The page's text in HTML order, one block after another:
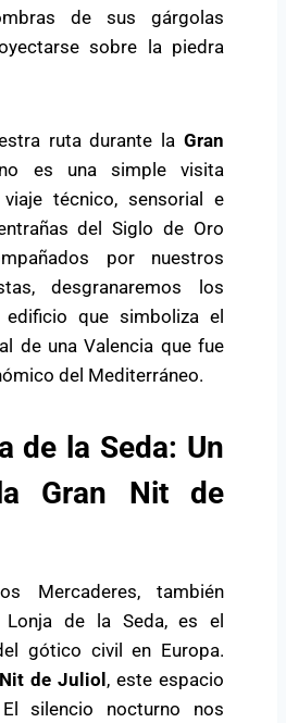
de sus gárgolas
sobre la piedra
ruta durante la Gran
es una simple visita
técnico, sensorial e
del Siglo de Oro
por nuestros
desgranaremos los
que simboliza el
de una Valencia que fue
del Mediterráneo.
de la Seda: Un
Gran Nit de
Mercaderes, también
Lonja de la Seda, es el
gótico civil en Europa.
de Juliol , este espacio
silencio nocturno nos